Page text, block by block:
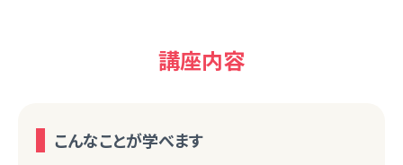
講座内容
こんなことが学べます